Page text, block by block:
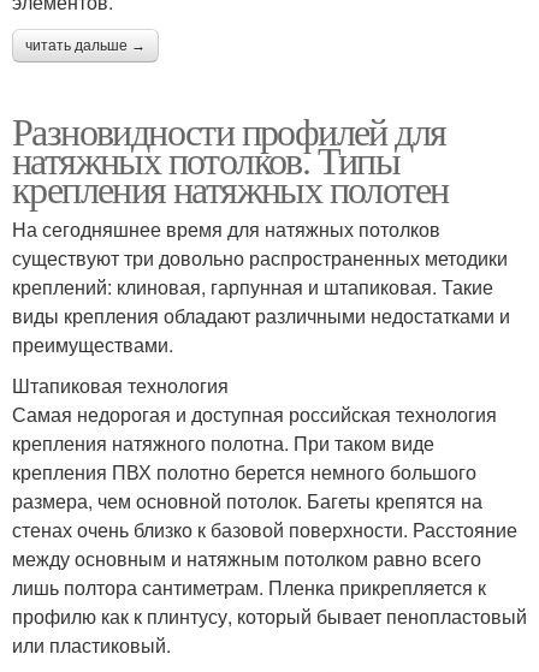
читать дальше →
Разновидности профилей для
натяжных потолков. Типы
крепления натяжных полотен
На сегодняшнее время для натяжных потолков
существуют три довольно распространенных методики
креплений: клиновая, гарпунная и штапиковая. Такие
виды крепления обладают различными недостатками и
преимуществами.
Штапиковая технология
Самая недорогая и доступная российская технология
крепления натяжного полотна. При таком виде
крепления ПВХ полотно берется немного большого
размера, чем основной потолок. Багеты крепятся на
стенах очень близко к базовой поверхности. Расстояние
между основным и натяжным потолком равно всего
лишь полтора сантиметрам. Пленка прикрепляется к
профилю как к плинтусу, который бывает пенопластовый
или пластиковый.